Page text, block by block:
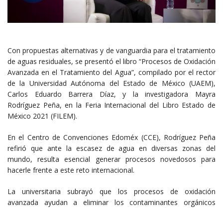
Con propuestas alternativas y de vanguardia para el tratamiento
de aguas residuales, se presentó el libro “Procesos de Oxidación
Avanzada en el Tratamiento del Agua”, compilado por el rector
de la Universidad Autónoma del Estado de México (UAEM),
Carlos Eduardo Barrera Díaz, y la investigadora Mayra
Rodríguez Peña, en la Feria Internacional del Libro Estado de
México 2021 (FILEM).
En el Centro de Convenciones Edoméx (CCE), Rodríguez Peña
refirió que ante la escasez de agua en diversas zonas del
mundo, resulta esencial generar procesos novedosos para
hacerle frente a este reto internacional.
La universitaria subrayó que los procesos de oxidación
avanzada ayudan a eliminar los contaminantes orgánicos